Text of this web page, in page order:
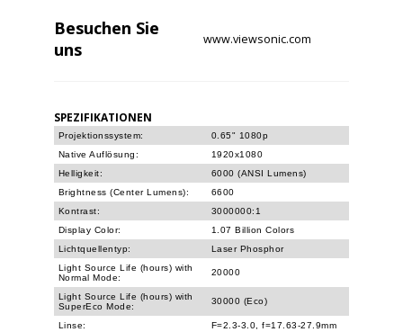
Besuchen Sie
uns
www.viewsonic.com
SPEZIFIKATIONEN
Projektionssystem:
0.65" 1080p
Native Auflösung:
1920x1080
Helligkeit:
6000 (ANSI Lumens)
Brightness (Center Lumens):
6600
Kontrast:
3000000:1
Display Color:
1.07 Billion Colors
Lichtquellentyp:
Laser Phosphor
Light Source Life (hours) with
Normal Mode:
20000
Light Source Life (hours) with
SuperEco Mode:
30000 (Eco)
Linse:
F=2.3-3.0, f=17.63-27.9mm